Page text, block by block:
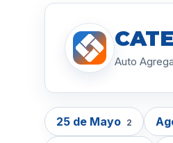
Auto
25 de Mayo 2